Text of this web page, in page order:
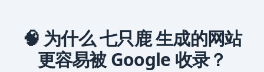
🧠 为什么 七只鹿 生成的网站
更容易被 Google 收录？